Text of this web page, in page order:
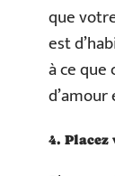
que
est
à ce
4.